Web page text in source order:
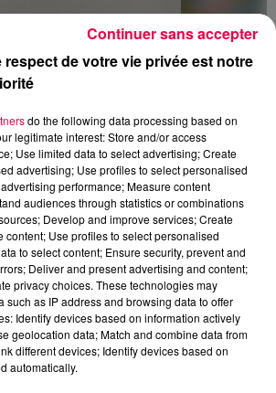
rappelées pour
entre 2020 et 2022 par Linvosges.
respect de votre vie privée est notre
do the following data processing based on
legitimate interest: Store and/or access
Use limited data to select advertising; Create
advertising; Use profiles to select personalised
performance; Measure content
audiences through statistics or combinations
Develop and improve services; Create
content; Use profiles to select personalised
to select content; Ensure security, prevent and
Deliver and present advertising and content;
privacy choices. These technologies may
such as IP address and browsing data to offer
Identify devices based on information actively
geolocation data; Match and combine data from
different devices; Identify devices based on
automatically.
Continuer sans accepter